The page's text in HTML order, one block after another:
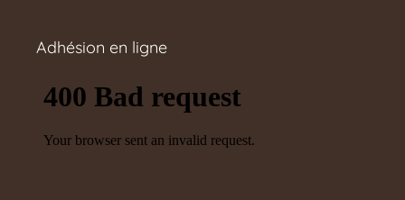
Adhésion en ligne